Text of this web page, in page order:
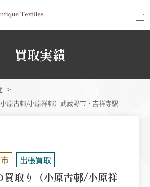
買取実績
原古邨/小原祥邨）武蔵野市・吉祥寺駅
出張買取
買取り（小原古邨/小原祥